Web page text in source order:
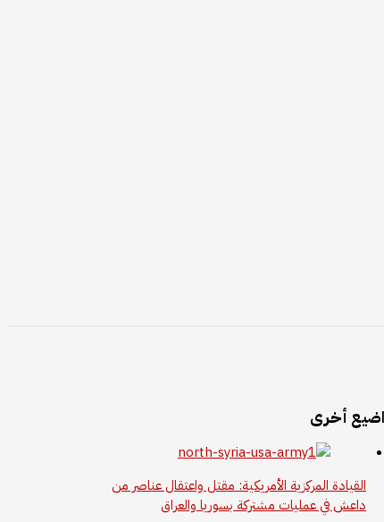
أخرى
القيادة المركزية الأمريكية: مقتل واعتقال عناصر من
داعش في عمليات مشتركة بسوريا والعراق